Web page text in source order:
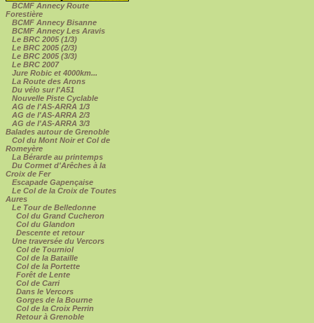
BCMF Annecy Route
Forestière
BCMF Annecy Bisanne
BCMF Annecy Les Aravis
Le BRC 2005 (1/3)
Le BRC 2005 (2/3)
Le BRC 2005 (3/3)
Le BRC 2007
Jure Robic et 4000km...
La Route des Arons
Du vélo sur l'A51
Nouvelle Piste Cyclable
AG de l'AS-ARRA 1/3
AG de l'AS-ARRA 2/3
AG de l'AS-ARRA 3/3
Balades autour de Grenoble
Col du Mont Noir et Col de
Romeyère
La Bérarde au printemps
Du Cormet d'Arêches à la
Croix de Fer
Escapade Gapençaise
Le Col de la Croix de Toutes
Aures
Le Tour de Belledonne
Col du Grand Cucheron
Col du Glandon
Descente et retour
Une traversée du Vercors
Col de Tourniol
Col de la Bataille
Col de la Portette
Forêt de Lente
Col de Carri
Dans le Vercors
Gorges de la Bourne
Col de la Croix Perrin
Retour à Grenoble